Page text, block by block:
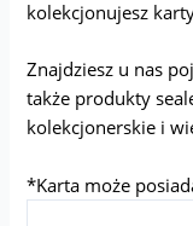
kolekcjonujesz
Znajdziesz u nas
także produkty
kolekcjonerskie i
*Karta może